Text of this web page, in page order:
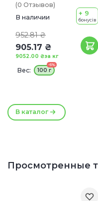
В каталог
(0 Отзывов)
В наличии
952.81 ₴
905.17 ₴
за кг
9052.00 ₴
+ 9
бонусів
Вес:
-5%
100 г
Просмотренные